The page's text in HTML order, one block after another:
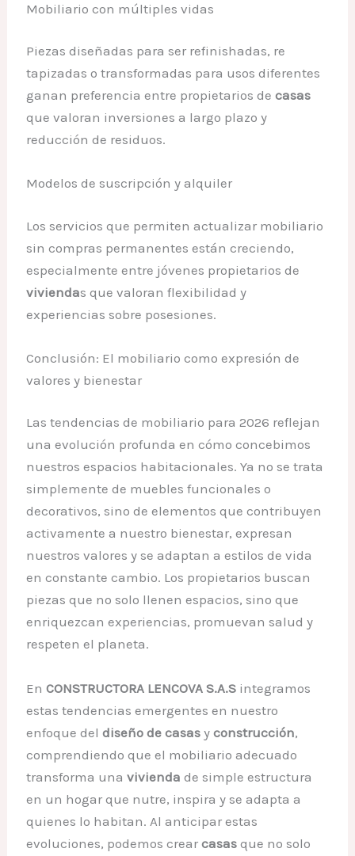
Mobiliario con múltiples vidas
Piezas diseñadas para ser refinishadas, re
tapizadas o transformadas para usos diferentes
ganan preferencia entre propietarios decasas
que valoran inversiones a largo plazo y
reducción de residuos.
Modelos de suscripción y alquiler
Los servicios que permiten actualizar mobiliario
sin compras permanentes están creciendo,
especialmente entre jóvenes propietarios de
viviendas que valoran flexibilidad y
experiencias sobre posesiones.
Conclusión: El mobiliario como expresión de
valores y bienestar
Las tendencias de mobiliario para 2026 reflejan
una evolución profunda en cómo concebimos
nuestros espacios habitacionales. Ya no se trata
simplemente de muebles funcionales o
decorativos, sino de elementos que contribuyen
activamente a nuestro bienestar, expresan
nuestros valores y se adaptan a estilos de vida
en constante cambio. Los propietarios buscan
piezas que no solo llenen espacios, sino que
enriquezcan experiencias, promuevan salud y
respeten el planeta.
EnCONSTRUCTORA LENCOVA S.A.S integramos
estas tendencias emergentes en nuestro
enfoque deldiseño de casas yconstrucción,
comprendiendo que el mobiliario adecuado
transforma unavivienda de simple estructura
en un hogar que nutre, inspira y se adapta a
quienes lo habitan. Al anticipar estas
evoluciones, podemos crearcasas que no solo